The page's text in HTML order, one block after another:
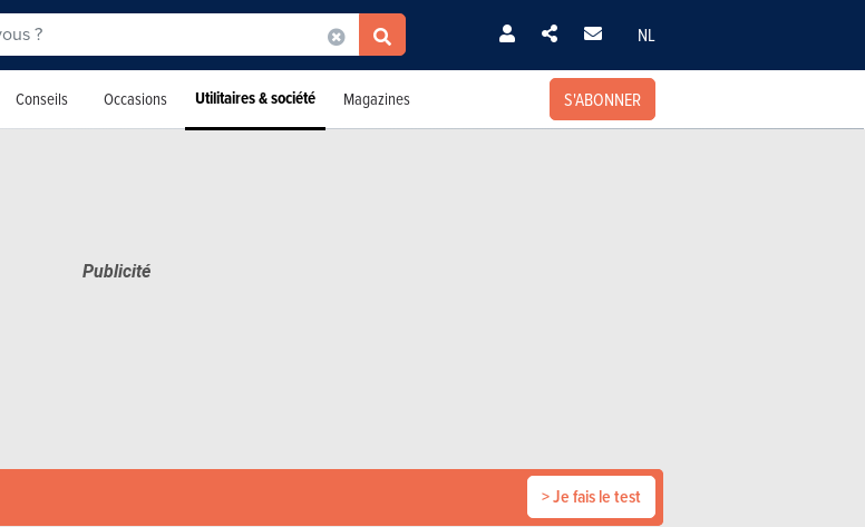
NL
Conseils Occasions Utilitaires & société Magazines S'ABONNER
> Je fais le test